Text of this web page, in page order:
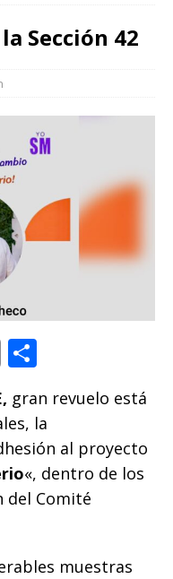
Sección 42
C
p
y
Li
n
m
p
ar
ti
gran revuelo está
la
al proyecto
«, dentro de los
del Comité
muestras